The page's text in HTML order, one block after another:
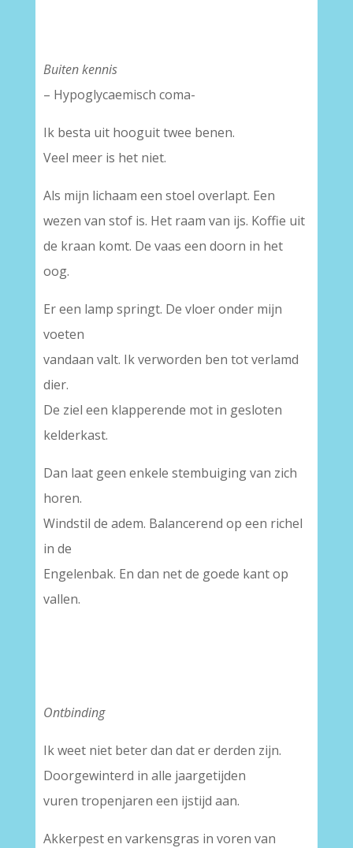
Buiten kennis
– Hypoglycaemisch coma-
Ik besta uit hooguit twee benen.
Veel meer is het niet.
Als mijn lichaam een stoel overlapt. Een
wezen van stof is. Het raam van ijs. Koffie uit
de kraan komt. De vaas een doorn in het
oog.
Er een lamp springt. De vloer onder mijn
voeten
vandaan valt. Ik verworden ben tot verlamd
dier.
De ziel een klapperende mot in gesloten
kelderkast.
Dan laat geen enkele stembuiging van zich
horen.
Windstil de adem. Balancerend op een richel
in de
Engelenbak. En dan net de goede kant op
vallen.
Ontbinding
Ik weet niet beter dan dat er derden zijn.
Doorgewinterd in alle jaargetijden
vuren tropenjaren een ijstijd aan.
Akkerpest en varkensgras in voren van